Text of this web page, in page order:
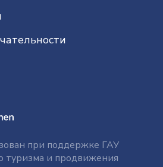
при поддержке ГАУ
туризма и продвижения